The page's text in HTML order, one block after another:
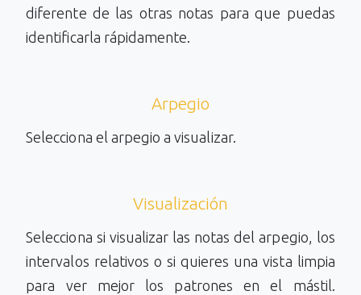
diferente de las otras notas para que puedas
identificarla rápidamente.
Arpegio
Selecciona el arpegio a visualizar.
Visualización
Selecciona si visualizar las notas del arpegio, los
intervalos relativos o si quieres una vista limpia
para ver mejor los patrones en el mástil.